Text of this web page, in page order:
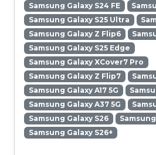
Samsung Galaxy S24 FE
Samsung Galaxy S25 Ultra
Samsung Galaxy Z Flip6
Samsung Galaxy S25 Edge
Samsung Galaxy XCover7 Pro
Samsung Galaxy Z Flip7
Samsung Galaxy A17 5G
Samsung Galaxy A37 5G
Samsung Galaxy S26
Samsung Galaxy S26+